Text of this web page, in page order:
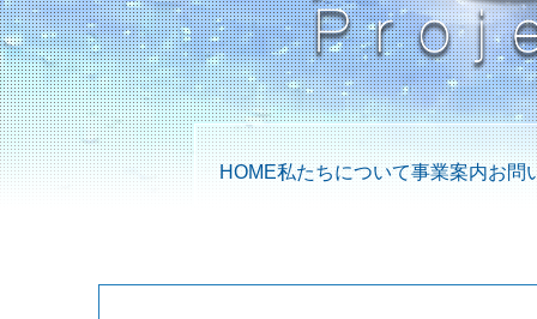
HOME私たちについて事業案内お問